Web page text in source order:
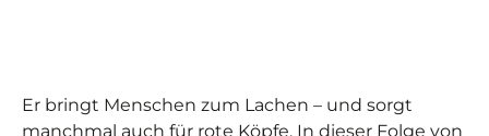
Er bringt Menschen zum Lachen – und sorgt
manchmal auch für rote Köpfe. In dieser Folge von